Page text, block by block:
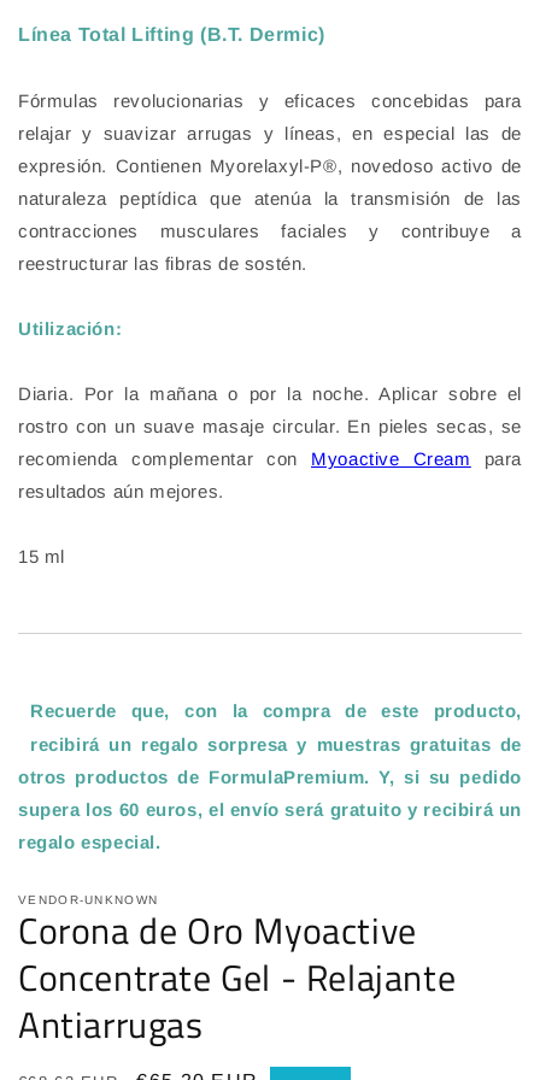
Línea Total Lifting (B.T. Dermic)
Fórmulas revolucionarias y eficaces concebidas para
relajar y suavizar arrugas y líneas, en especial las de
expresión. Contienen Myorelaxyl-P®, novedoso activo de
naturaleza peptídica que atenúa la transmisión de las
contracciones musculares faciales y contribuye a
reestructurar las fibras de sostén.
Utilización:
Diaria. Por la mañana o por la noche. Aplicar sobre el
rostro con un suave masaje circular. En pieles secas, se
recomienda complementar con Myoactive Cream para
resultados aún mejores.
15 ml
Recuerde que, con la compra de este producto,
recibirá un regalo sorpresa y muestras gratuitas de
otros productos de FormulaPremium. Y, si su pedido
supera los 60 euros, el envío será gratuito y recibirá un
regalo especial.
VENDOR-UNKNOWN
Corona de Oro Myoactive
Concentrate Gel - Relajante
Antiarrugas